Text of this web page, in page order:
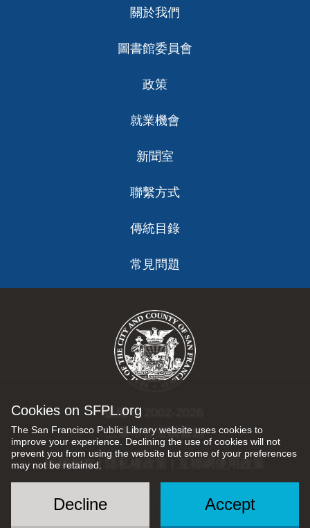
Cookies on SFPL.org
The San Francisco Public Library website uses cookies to
improve your experience. Declining the use of cookies will not
prevent you from using the website but some of your preferences
may not be retained.
Accept
Decline
關於我們
圖書館委員會
政策
就業機會
新聞室
聯繫方式
傳統目錄
常見問題
版權 © 2002-2026
三藩市公立圖書館
版權所有 |
Social